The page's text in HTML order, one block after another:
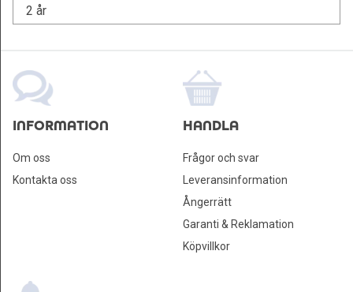
2 år
INFORMATION
Om oss
Kontakta oss
HANDLA
Frågor och svar
Leveransinformation
Ångerrätt
Garanti & Reklamation
Köpvillkor